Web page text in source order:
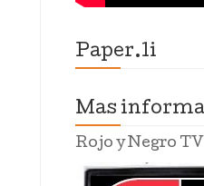
Paper.li
Mas
Rojo y Negro TV